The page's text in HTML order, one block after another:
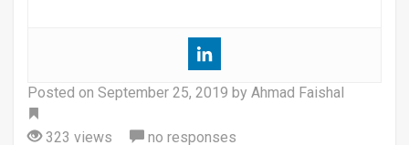
Posted on September 25, 2019 by Ahmad Faishal
323 views
no responses